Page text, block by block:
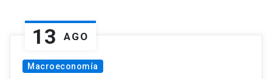
13 AGO
Macroeconomía